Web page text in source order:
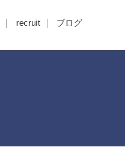
recruit ブログ